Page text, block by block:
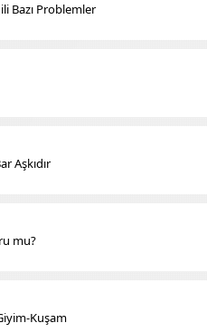
Bazı Problemler
Aşkıdır
mu?
Kuşam